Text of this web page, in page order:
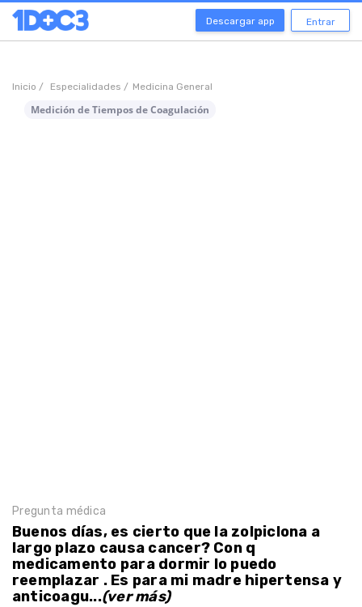
Descargar app Entrar
Inicio / Especialidades / Medicina General
Medición de Tiempos de Coagulación
Pregunta médica
Buenos días, es cierto que la zolpiclona a
largo plazo causa cancer? Con q
medicamento para dormir lo puedo
reemplazar . Es para mi madre hipertensa y
anticoagu...(ver más)